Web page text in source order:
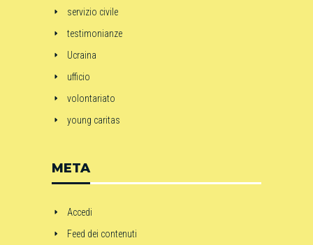
servizio civile
testimonianze
Ucraina
ufficio
volontariato
young caritas
META
Accedi
Feed dei contenuti